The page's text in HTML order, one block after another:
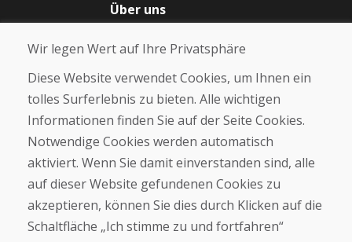
Über uns
Über uns
Kontakt
Kaufen
E-Shop
Geschäftsbedingungen
Zahlung
Beschwerde
Rückgabe und Umtausch von Waren
Wir legen Wert auf Ihre Privatsphäre
Diese Website verwendet Cookies, um Ihnen ein
tolles Surferlebnis zu bieten. Alle wichtigen
Informationen finden Sie auf der Seite Cookies.
Notwendige Cookies werden automatisch
aktiviert. Wenn Sie damit einverstanden sind, alle
auf dieser Website gefundenen Cookies zu
akzeptieren, können Sie dies durch Klicken auf die
Schaltfläche „Ich stimme zu und fortfahren“